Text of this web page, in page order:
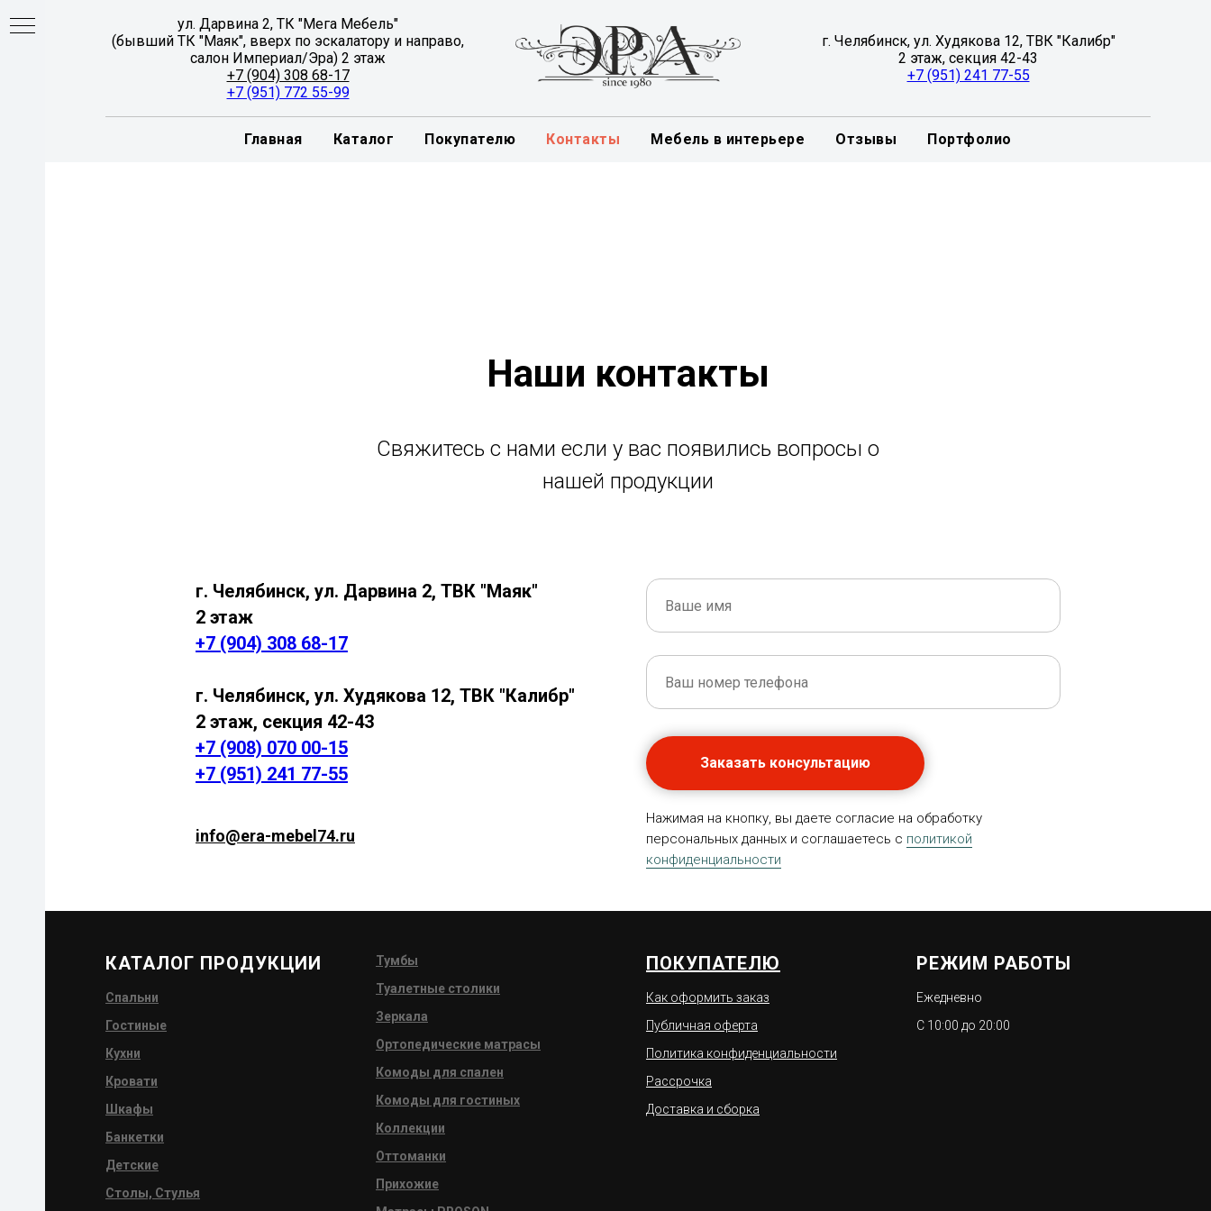
ул. Дарвина 2, ТК "Мега Мебель"
(бывший ТК "Маяк", вверх по эскалатору и направо,
салон Империал/Эра) 2 этаж
+7 (904) 308 68-17
+7 (951) 772 55-99
г. Челябинск, ул. Худякова 12, ТВК "Калибр"
2 этаж, секция 42-43
+7 (951) 241 77-55
Главная Каталог Покупателю Контакты Мебель в интерьере Отзывы Портфолио
Наши контакты
Свяжитесь с нами если у вас появились вопросы о
нашей продукции
г. Челябинск, ул. Дарвина 2, ТВК "Маяк"
2 этаж
+7 (904) 308 68-17
г. Челябинск, ул. Худякова 12, ТВК "Калибр"
2 этаж, секция 42-43
+7 (908) 070 00-15
+7 (951) 241 77-55
info@era-mebel74.ru
Заказать консультацию
Нажимая на кнопку, вы даете согласие на обработку
персональных данных и соглашаетесь c политикой
конфиденциальности
КАТАЛОГ ПРОДУКЦИИ
Спальни
Гостиные
Кухни
Кровати
Шкафы
Банкетки
Детские
Столы, Стулья
Тумбы
Туалетные столики
Зеркала
Ортопедические матрасы
Комоды для спален
Комоды для гостиных
Коллекции
Оттоманки
Прихожие
ПОКУПАТЕЛЮ
Как оформить заказ
Публичная оферта
Политика конфиденциальности
Рассрочка
Доставка и сборка
РЕЖИМ РАБОТЫ
Ежедневно
С 10:00 до 20:00